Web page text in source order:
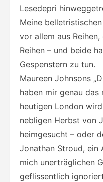
Lesedepri
Meine
vor allem aus
Reihen – und beide
Gespenstern zu tun.
Maureen Johnsons
haben mir genau
heutigen London
nebligen Herbst von
heimgesucht – oder
Jonathan Stroud, ein
mich unerträglichen
geflissentlich